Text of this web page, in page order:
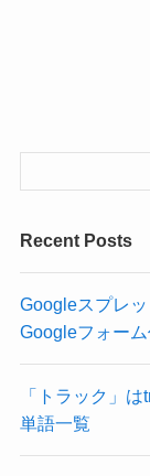
Recent Posts
Googleスプレ
Googleフォー
「トラック」
単語一覧